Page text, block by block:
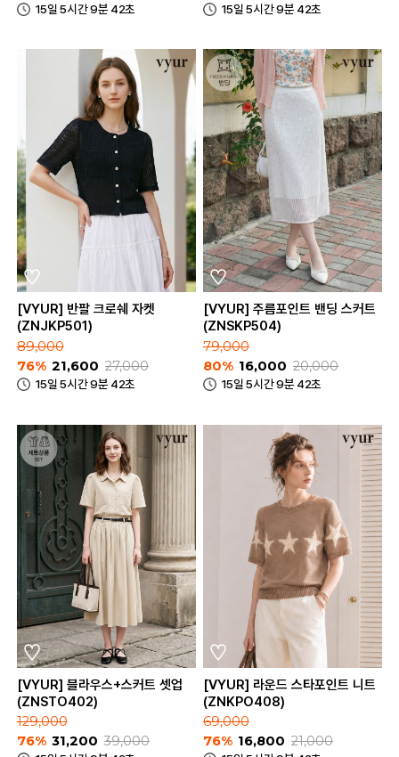
15일 5시간 9분 42초 15일 5시간 9분 42초
[VYUR] 반팔 크로쉐 자켓
(ZNJKP501)
89,000
76% 21,600 27,000
15일 5시간 9분 42초
[VYUR] 주름포인트 밴딩 스커트
(ZNSKP504)
79,000
80% 16,000 20,000
15일 5시간 9분 42초
[VYUR] 블라우스+스커트 셋업
(ZNSTO402)
129,000
76% 31,200 39,000
[VYUR] 라운드 스타포인트 니트
(ZNKPO408)
69,000
76% 16,800 21,000